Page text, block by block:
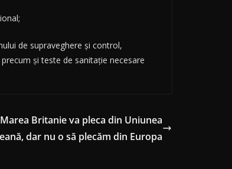
de supraveghere și control,
și teste de sanitație necesare
Britanie va pleca din Uniunea
dar nu o să plecăm din Europa